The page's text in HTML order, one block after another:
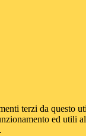
terzi da questo
ed utili
.